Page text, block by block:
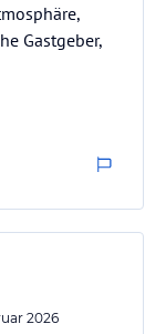
Gastgeber,
2026